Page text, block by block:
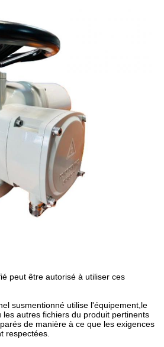
peut être autorisé à utiliser ces
susmentionné utilise l'équipement,le
les autres fichiers du produit pertinents
de manière à ce que les exigences
respectées.